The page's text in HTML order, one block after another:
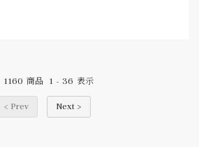
1160 商品 1 - 36 表示
< Prev Next >